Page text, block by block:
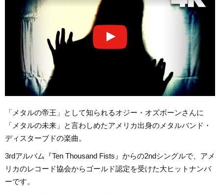
「メタルの帝王」として知られるオジー・オズボーンさんに
「メタルの未来」と言わしめたアメリカ出身のメタルバンド・
ディスターブドの楽曲。
3rdアルバム『Ten Thousand Fists』からの2ndシングルで、アメ
リカのレコード協会からゴールド認定を受けた大ヒットナンバ
ーです。